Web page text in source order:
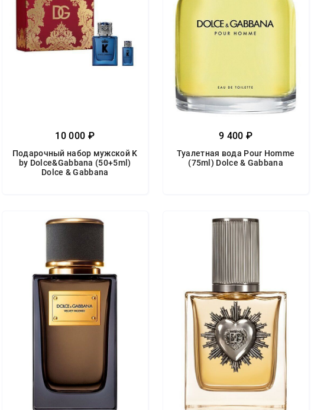
10 000 ₽
Подарочный набор мужской K
by Dolce&Gabbana (50+5ml)
Dolce & Gabbana
9 400 ₽
Туалетная вода Pour Homme
(75ml) Dolce & Gabbana